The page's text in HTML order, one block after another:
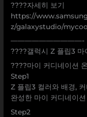
????자세히 보기
https://
z/galaxystudio/
——————————-
????갤럭시 Z 플립3
????마이 커디네이션
Step1
Z 플립3 컬러와 배경,
완성한 마이 커디네이
Step2